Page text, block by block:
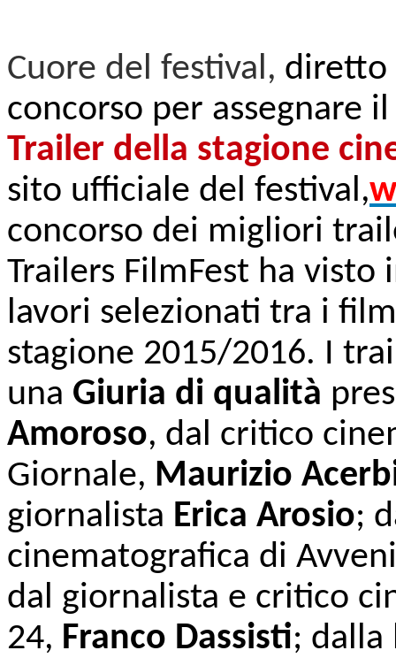
Cuore del festival,
concorso per assegnare
Trailer della stagione
sito ufficiale del festival,
concorso dei migliori
Trailers FilmFest ha
lavori selezionati tra i
stagione 2015/2016. I
una Giuria di qualità
Amoroso, dal critico
Giornale, Maurizio
giornalista Erica Arosio;
cinematografica di
dal giornalista e critico
24, Franco Dassisti; dalla